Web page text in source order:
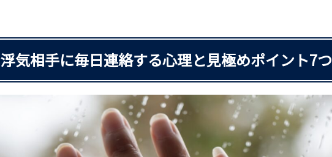
浮気相手に毎日連絡する心理と見極めポイント7つ